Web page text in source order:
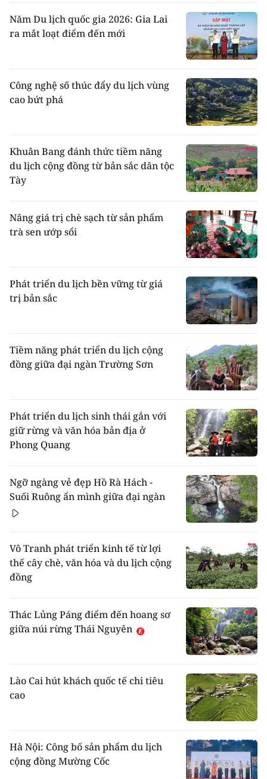
Năm Du lịch quốc gia 2026: Gia Lai
ra mắt loạt điểm đến mới
Công nghệ số thúc đẩy du lịch vùng
cao bứt phá
Khuân Bang đánh thức tiềm năng
du lịch cộng đồng từ bản sắc dân tộc
Tày
Nâng giá trị chè sạch từ sản phẩm
trà sen ướp sổi
Phát triển du lịch bền vững từ giá
trị bản sắc
Tiềm năng phát triển du lịch cộng
đồng giữa đại ngàn Trường Sơn
Phát triển du lịch sinh thái gắn với
giữ rừng và văn hóa bản địa ở
Phong Quang
Ngỡ ngàng vẻ đẹp Hồ Rà Hách -
Suối Ruông ẩn mình giữa đại ngàn
Vô Tranh phát triển kinh tế từ lợi
thế cây chè, văn hóa và du lịch cộng
đồng
Thác Lủng Páng điểm đến hoang sơ
giữa núi rừng Thái Nguyên
Lào Cai hút khách quốc tế chi tiêu
cao
Hà Nội: Công bố sản phẩm du lịch
cộng đồng Mường Cốc